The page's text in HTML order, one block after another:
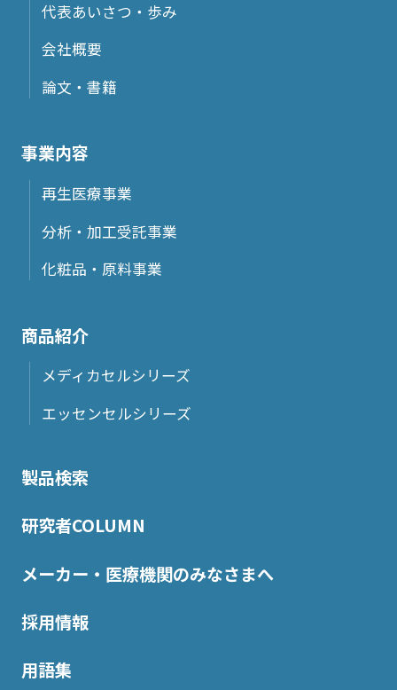
代表あいさつ・歩み
会社概要
論文・書籍
事業内容
再生医療事業
分析・加工受託事業
化粧品・原料事業
商品紹介
メディカセルシリーズ
エッセンセルシリーズ
製品検索
研究者COLUMN
メーカー・医療機関のみなさまへ
採用情報
用語集